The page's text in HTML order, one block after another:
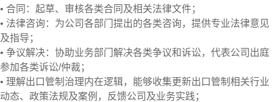
• 合同：起草、审核各类合同及相关法律文件；
• 法律咨询：为公司各部门提出的各类咨询，提供专业法律意见
及指导；
• 争议解决：协助业务部门解决各类争议和诉讼，代表公司出庭
参加各类诉讼/仲裁；
• 理解出口管制治理内在逻辑，能够收集更新出口管制相关行业
动态、政策法规及案例，反馈公司及业务实践；